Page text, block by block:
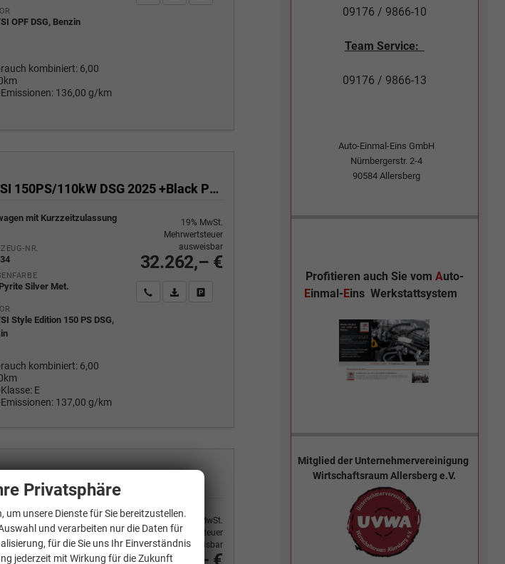
OPF DSG, Benzin
kombiniert: 6,00
136,00 g/km
Black Edition/Silver Edition 1.5 TSI 150PS/110kW DSG 2025 +Black Paket+19"ALU+MATRIX+PANO
mit Kurzzeitzulassung
NR.
Silver Met.
Style Edition 150 PS DSG,
kombiniert: 6,00
E
137,00 g/km
32.262,– €
19% MwSt.
Mehrwertsteuer
ausweisbar
Wir rufen Sie anPDF-Fahrzeugexposé drucken
Fahrzeug drucken, parken oder vergleichen
GV5 neues Modell
mit Tageszulassung
NR.
32.730,– €
19% MwSt.
Mehrwertsteuer
ausweisbar
09176 / 9866-10
Team Service:
09176 / 9866-13
Auto-Einmal-Eins GmbH
Nürnbergerstr. 2-4
90584 Allersberg
Profitieren auch Sie vom Auto-
Einmal- Eins Werkstattsystem
Mitglied der Unternehmervereinigung
Wirtschaftsraum Allersberg e.V.
Privatsphäre
um unsere Dienste für Sie bereitzustellen.
und verarbeiten nur die Daten für
für die Sie uns Ihr Einverständnis
jederzeit mit Wirkung für die Zukunft